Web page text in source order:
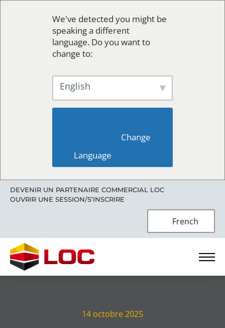
We've detected you might be
speaking a different
language. Do you want to
change to:
English
Language
DEVENIR UN PARTENAIRE COMMERCIAL LOC
OUVRIR UNE SESSION/S’INSCRIRE
French
14 octobre 2025